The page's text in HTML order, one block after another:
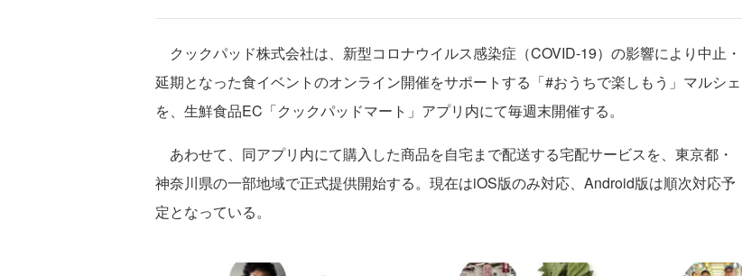
クックパッド株式会社は、新型コロナウイルス感染症（COVID-19）の影響により中止・
延期となった食イベントのオンライン開催をサポートする「#おうちで楽しもう」マルシェ
を、生鮮食品EC「クックパッドマート」アプリ内にて毎週末開催する。
あわせて、同アプリ内にて購入した商品を自宅まで配送する宅配サービスを、東京都・
神奈川県の一部地域で正式提供開始する。現在はiOS版のみ対応、Android版は順次対応予
定となっている。